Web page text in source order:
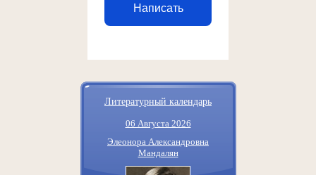
Написать
Литературный календарь
06 Августа 2026
Элеонора Александровна
Мандалян